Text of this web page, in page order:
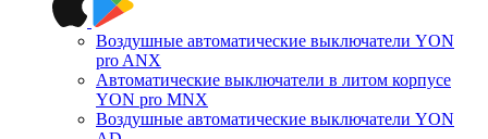
Воздушные автоматические выключатели YON
pro ANX
Автоматические выключатели в литом корпусе
YON pro MNX
Воздушные автоматические выключатели YON